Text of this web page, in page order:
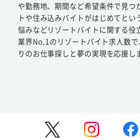
や勤務地、期間など希望条件で見つ
トや住み込みバイトがはじめてとい
悩みなどリゾートバイトに関する役
業界No.1のリゾートバイト求人数
りのお仕事探しと夢の実現を応援し